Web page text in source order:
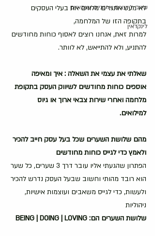
שיווק ליועצים ארגוניים עצמאיים
לינקדאין
לא מעט אתגרים מלווים את בעלי העסקים
בתקופה הזו של המלחמה,
למרות זאת, אנחנו רוצים לאסוף כוחות מחודשים
להתניע, ולא להתייאש, לא לוותר.
שאלתי את עצמי את השאלה : איך ומאיפה
אוספים כוחות מחודשים לשיווק העסק בתקופת
מלחמה ואחרי שירות צבאי ארוך או גיוס
למילואים.
מהם שלושת השערים שכל בעל עסק חייב להכיר
ולאמץ כדי לגייס כוחות מחודשים
הפתרון שהגעתי אליו עובר דרך 3 שערים, כל שער
הוא רובד מהותי וחשוב שבעל העסק נדרש להכיר
ולעשות, כדי לגייס משאבים ועוצמות אישיות,
ניהוליות
שלושת השערים הם: BEING | DOING | LOVING